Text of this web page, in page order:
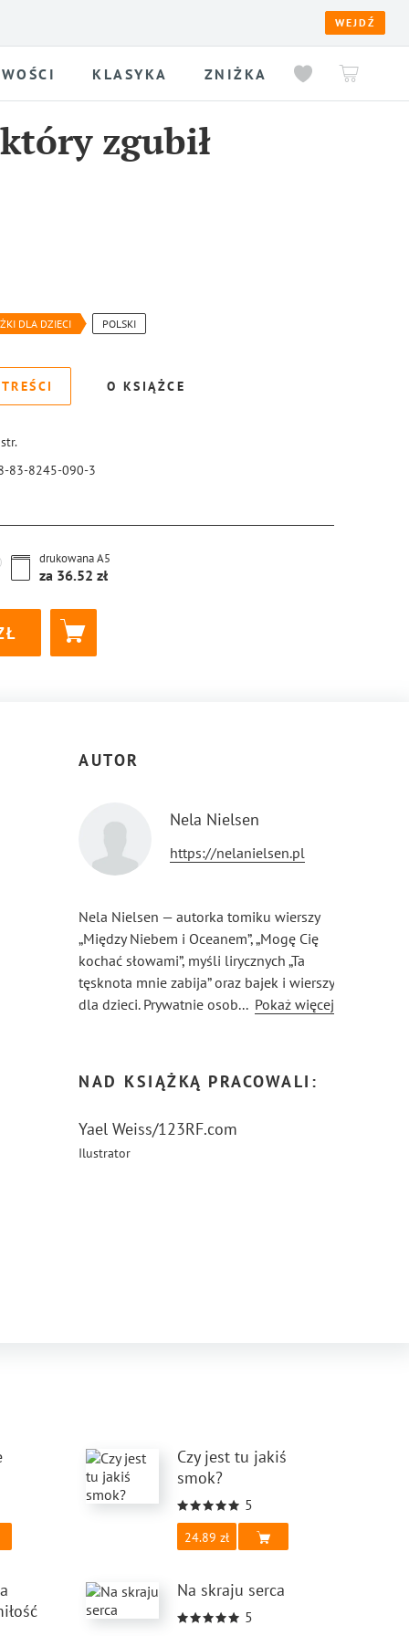
WEJDŹ
KLASYKA ZNIŻKA
zgubił
DLA DZIECI POLSKI
O KSIĄŻCE
str.
83-8245-090-3
drukowanaA5
za 36.52
AUTOR
Nela Nielsen
https://nelanielsen.pl
Nela Nielsen — autorka tomiku wierszy
„Między Niebem i Oceanem”, „Mogę Cię
kochać słowami”, myśli lirycznych „Ta
tęsknota mnie zabija” oraz bajek i wierszy
dla dzieci. Prywatnie osoba wrażliwa
sposobu myślenia oraz pełne szacunku
traktowanie zwierząt.
... Pokaż więcej
NAD KSIĄŻKĄ PRACOWALI:
Yael Weiss/123RF.com
Ilustrator
Czy jest tu jakiś
smok?
5
24.89
Na skraju serca
5